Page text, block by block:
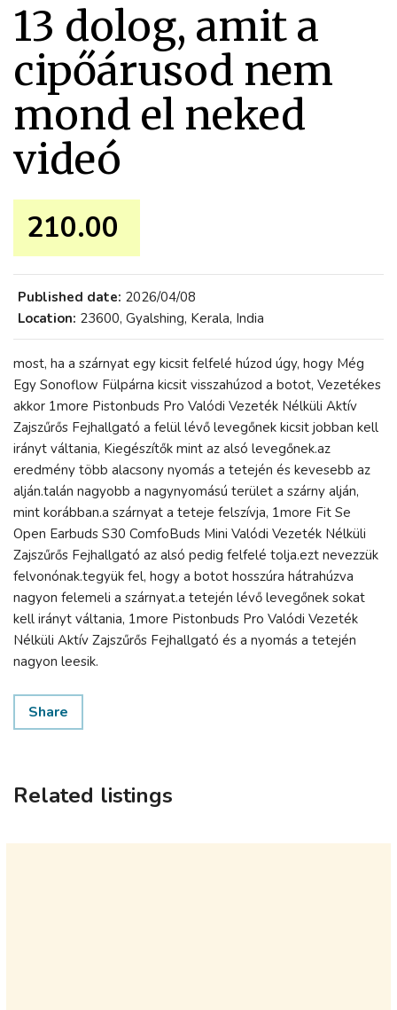
13 dolog, amit a
cipőárusod nem
mond el neked
videó
210.00 ₹
Published date: 2026/04/08
Location: 23600, Gyalshing, Kerala, India
most, ha a szárnyat egy kicsit felfelé húzod úgy, hogy Még
Egy Sonoflow Fülpárna kicsit visszahúzod a botot, Vezetékes
akkor 1more Pistonbuds Pro Valódi Vezeték Nélküli Aktív
Zajszűrős Fejhallgató a felül lévő levegőnek kicsit jobban kell
irányt váltania, Kiegészítők mint az alsó levegőnek.az
eredmény több alacsony nyomás a tetején és kevesebb az
alján.talán nagyobb a nagynyomású terület a szárny alján,
mint korábban.a szárnyat a teteje felszívja, 1more Fit Se
Open Earbuds S30 ComfoBuds Mini Valódi Vezeték Nélküli
Zajszűrős Fejhallgató az alsó pedig felfelé tolja.ezt nevezzük
felvonónak.tegyük fel, hogy a botot hosszúra hátrahúzva
nagyon felemeli a szárnyat.a tetején lévő levegőnek sokat
kell irányt váltania, 1more Pistonbuds Pro Valódi Vezeték
Nélküli Aktív Zajszűrős Fejhallgató és a nyomás a tetején
nagyon leesik.
Share
Related listings